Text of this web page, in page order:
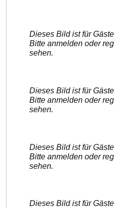
Dieses Bild ist für
Bitte anmelden oder
sehen.
Dieses Bild ist für
Bitte anmelden oder
sehen.
Dieses Bild ist für
Bitte anmelden oder
sehen.
Dieses Bild ist für